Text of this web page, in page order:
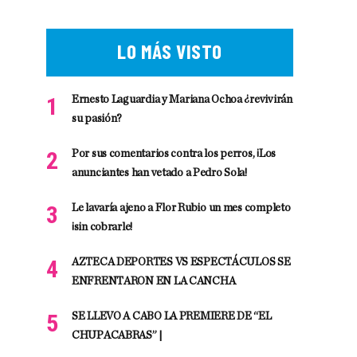
LO MÁS VISTO
Ernesto Laguardia y Mariana Ochoa ¿revivirán
su pasión?
Por sus comentarios contra los perros, ¡Los
anunciantes han vetado a Pedro Sola!
Le lavaría ajeno a Flor Rubio un mes completo
¡sin cobrarle!
AZTECA DEPORTES VS ESPECTÁCULOS SE
ENFRENTARON EN LA CANCHA
SE LLEVO A CABO LA PREMIERE DE “EL
CHUPACABRAS” |